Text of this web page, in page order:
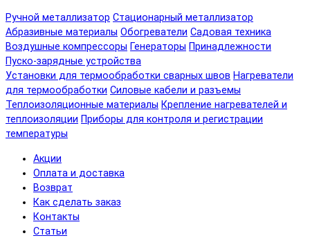
Ручной металлизатор Стационарный металлизатор
Абразивные материалы Обогреватели Садовая техника
Воздушные компрессоры Генераторы Принадлежности
Пуско-зарядные устройства
Установки для термообработки сварных швов Нагреватели
для термообработки Силовые кабели и разъемы
Теплоизоляционные материалы Крепление нагревателей и
теплоизоляции Приборы для контроля и регистрации
температуры
Акции
Оплата и доставка
Возврат
Как сделать заказ
Контакты
Статьи